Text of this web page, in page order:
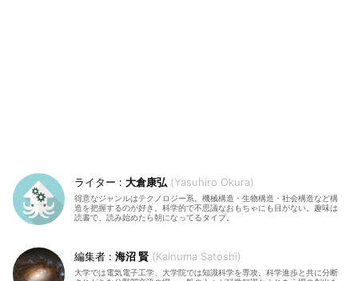
大倉康弘 Yasuhiro Okura
得意なジャンルはテクノロジー系。機械構造・生物構造・社会構造など構
造を把握するのが好き。科学的で不思議なおもちゃにも目がない。趣味は
読書で、読み始めたら朝になってるタイプ。
海沼 賢 Kainuma Satoshi
大学では電気電子工学、大学院では知識科学を専攻。科学進歩と共に分断